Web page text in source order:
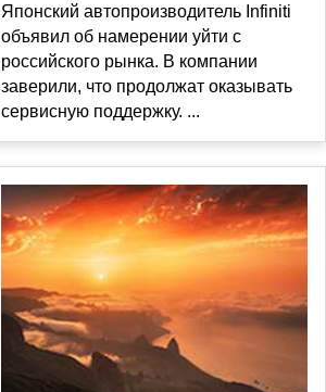
Японский автопроизводитель Infiniti
объявил об намерении уйти с
российского рынка. В компании
заверили, что продолжат оказывать
сервисную поддержку. ...